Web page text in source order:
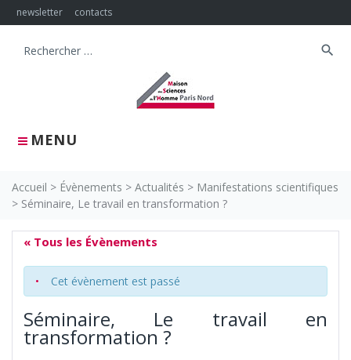
Skip
to
newsletter contacts
MENU
Search
search
Accueil > Évènements > Actualités > Manifestations scientifiques
> Séminaire, Le travail en transformation ?
« Tous les Évènements
Cet évènement est passé
Séminaire, Le travail en
transformation ?